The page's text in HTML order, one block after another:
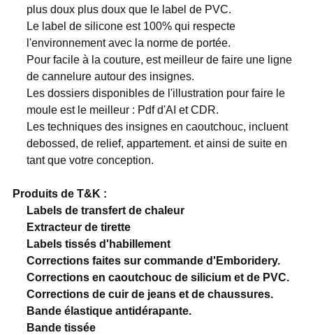
plus doux plus doux que le label de PVC.
Le label de silicone est 100% qui respecte
l'environnement avec la norme de portée.
Pour facile à la couture, est meilleur de faire une ligne
de cannelure autour des insignes.
Les dossiers disponibles de l'illustration pour faire le
moule est le meilleur : Pdf d'AI et CDR.
Les techniques des insignes en caoutchouc, incluent
debossed, de relief, appartement. et ainsi de suite en
tant que votre conception.
Produits de T&K :
Labels de transfert de chaleur
Extracteur de tirette
Labels tissés d'habillement
Corrections faites sur commande d'Emboridery.
Corrections en caoutchouc de silicium et de PVC.
Corrections de cuir de jeans et de chaussures.
Bande élastique antidérapante.
Bande tissée